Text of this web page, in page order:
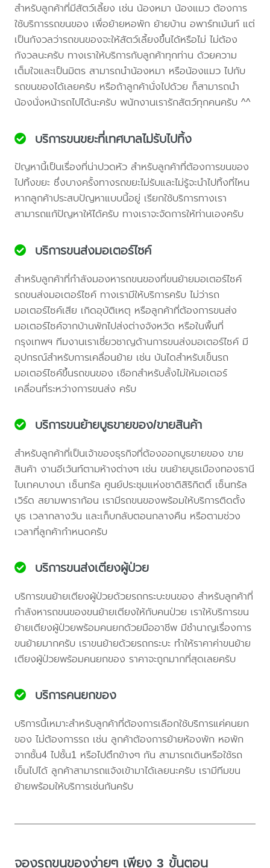
สำหรับลูกค้าที่มีสัตว์เลี้ยง เช่น น้องหมา น้องแมว ต้องการ
ใช้บริการรถขนของ เพื่อย้ายหอพัก ย้ายบ้าน อพาร์ทเม้นท์ แต่
เป็นกังวลว่ารถขนของจะให้สัตว์เลี้ยงขึ้นได้หรือไม่ ไม่ต้อง
กังวลนะครับ ทางเราให้บริการกับลูกค้าทุกท่าน ด้วยความ
เต็มใจและเป็นมิตร สามารถนำน้องหมา หรือน้องแมว ไปกับ
รถขนของได้เลยครับ หรือถ้าลูกค้านั่งไปด้วย ก็สามารถนำ
น้องนั่งหน้ารถไปได้นะครับ พนักงานเรารักสัตว์ทุกคนครับ ^^
บริการขนขยะที่เทศบาลไม่รับไปทิ้ง
ปัญหานี้เป็นเรื่องที่น่าปวดหัว สำหรับลูกค้าที่ต้องการขนของ
ไปทิ้งขยะ ซึ่งบางครั้งทางรถขยะไม่รับและไม่รู้จะนำไปทิ้งที่ไหน
หากลูกค้าประสบปัญหาแบบนี้อยู่ เรียกใช้บริการทางเรา
สามารถแก้ปัญหาให้ได้ครับ ทางเราจะจัดการให้ท่านเองครับ
บริการขนส่งมอเตอร์ไซค์
สำหรับลูกค้าที่กำลังมองหารถขนของที่ขนย้ายมอเตอร์ไซค์
รถขนส่งมอเตอร์ไซค์ ทางเรามีให้บริการครับ ไม่ว่ารถ
มอเตอร์ไซค์เสีย เกิดอุบัติเหตุ หรือลูกค้าที่ต้องการขนส่ง
มอเตอร์ไซค์จากบ้านพักไปส่งต่างจังหวัด หรือในพื้นที่
กรุงเทพฯ ทีมงานเราเชี่ยวชาญด้านการขนส่งมอเตอร์ไซค์ มี
อุปกรณ์สำหรับการเคลื่อนย้าย เช่น บันไดสำหรับเข็นรถ
มอเตอร์ไซค์ขึ้นรถขนของ เชือกสำหรับลั้งไม่ให้มอเตอร์
เคลื่อนที่ระหว่างการขนส่ง ครับ
บริการขนย้ายบูธขายของ/ขายสินค้า
สำหรับลูกค้าที่เป็นเจ้าของธุรกิจที่ต้องออกบูธขายของ ขาย
สินค้า งานอีเว้นท์ตามห้างต่างๆ เช่น ขนย้ายบูธเมืองทองธานี
ไบเทคบางนา เซ็นทรัล ศูนย์ประชุมแห่งชาติสิริกิตติ์ เซ็นทรัล
เวิร์ด สยามพาราก้อน เรามีรถขนของพร้อมให้บริการติดตั้ง
บูธ เวลากลางวัน และเก็บกลับตอนกลางคืน หรือตามช่วง
เวลาที่ลูกค้ากำหนดครับ
บริการขนส่งเตียงผู้ป่วย
บริการขนย้ายเตียงผู้ป่วยด้วยรถกระบะขนของ สำหรับลูกค้าที่
กำลังหารถขนของขนย้ายเตียงให้กับคนป่วย เราให้บริการขน
ย้ายเตียงผู้ป่วยพร้อมคนยกด้วยมืออาชีพ มีชำนาญเรื่องการ
ขนย้ายมากครับ เราขนย้ายด้วยรถกระบะ ทำให้ราคาค่าขนย้าย
เตียงผู้ป่วยพร้อมคนยกของ ราคาจะถูกมากที่สุดเลยครับ
บริการคนยกของ
บริการนี้เหมาะสำหรับลูกค้าที่ต้องการเลือกใช้บริการแค่คนยก
ของ ไม่ต้องการรถ เช่น ลูกค้าต้องการย้ายห้องพัก หอพัก
จากชั้น4 ไปชั้น1 หรือไปตึกข้างๆ กัน สามารถเดินหรือใช้รถ
เข็นไปได้ ลูกค้าสามารถแจ้งเข้ามาได้เลยนะครับ เรามีทีมขน
ย้ายพร้อมให้บริการเช่นกันครับ
จองรถขนของง่ายๆ เพียง 3 ขั้นตอน